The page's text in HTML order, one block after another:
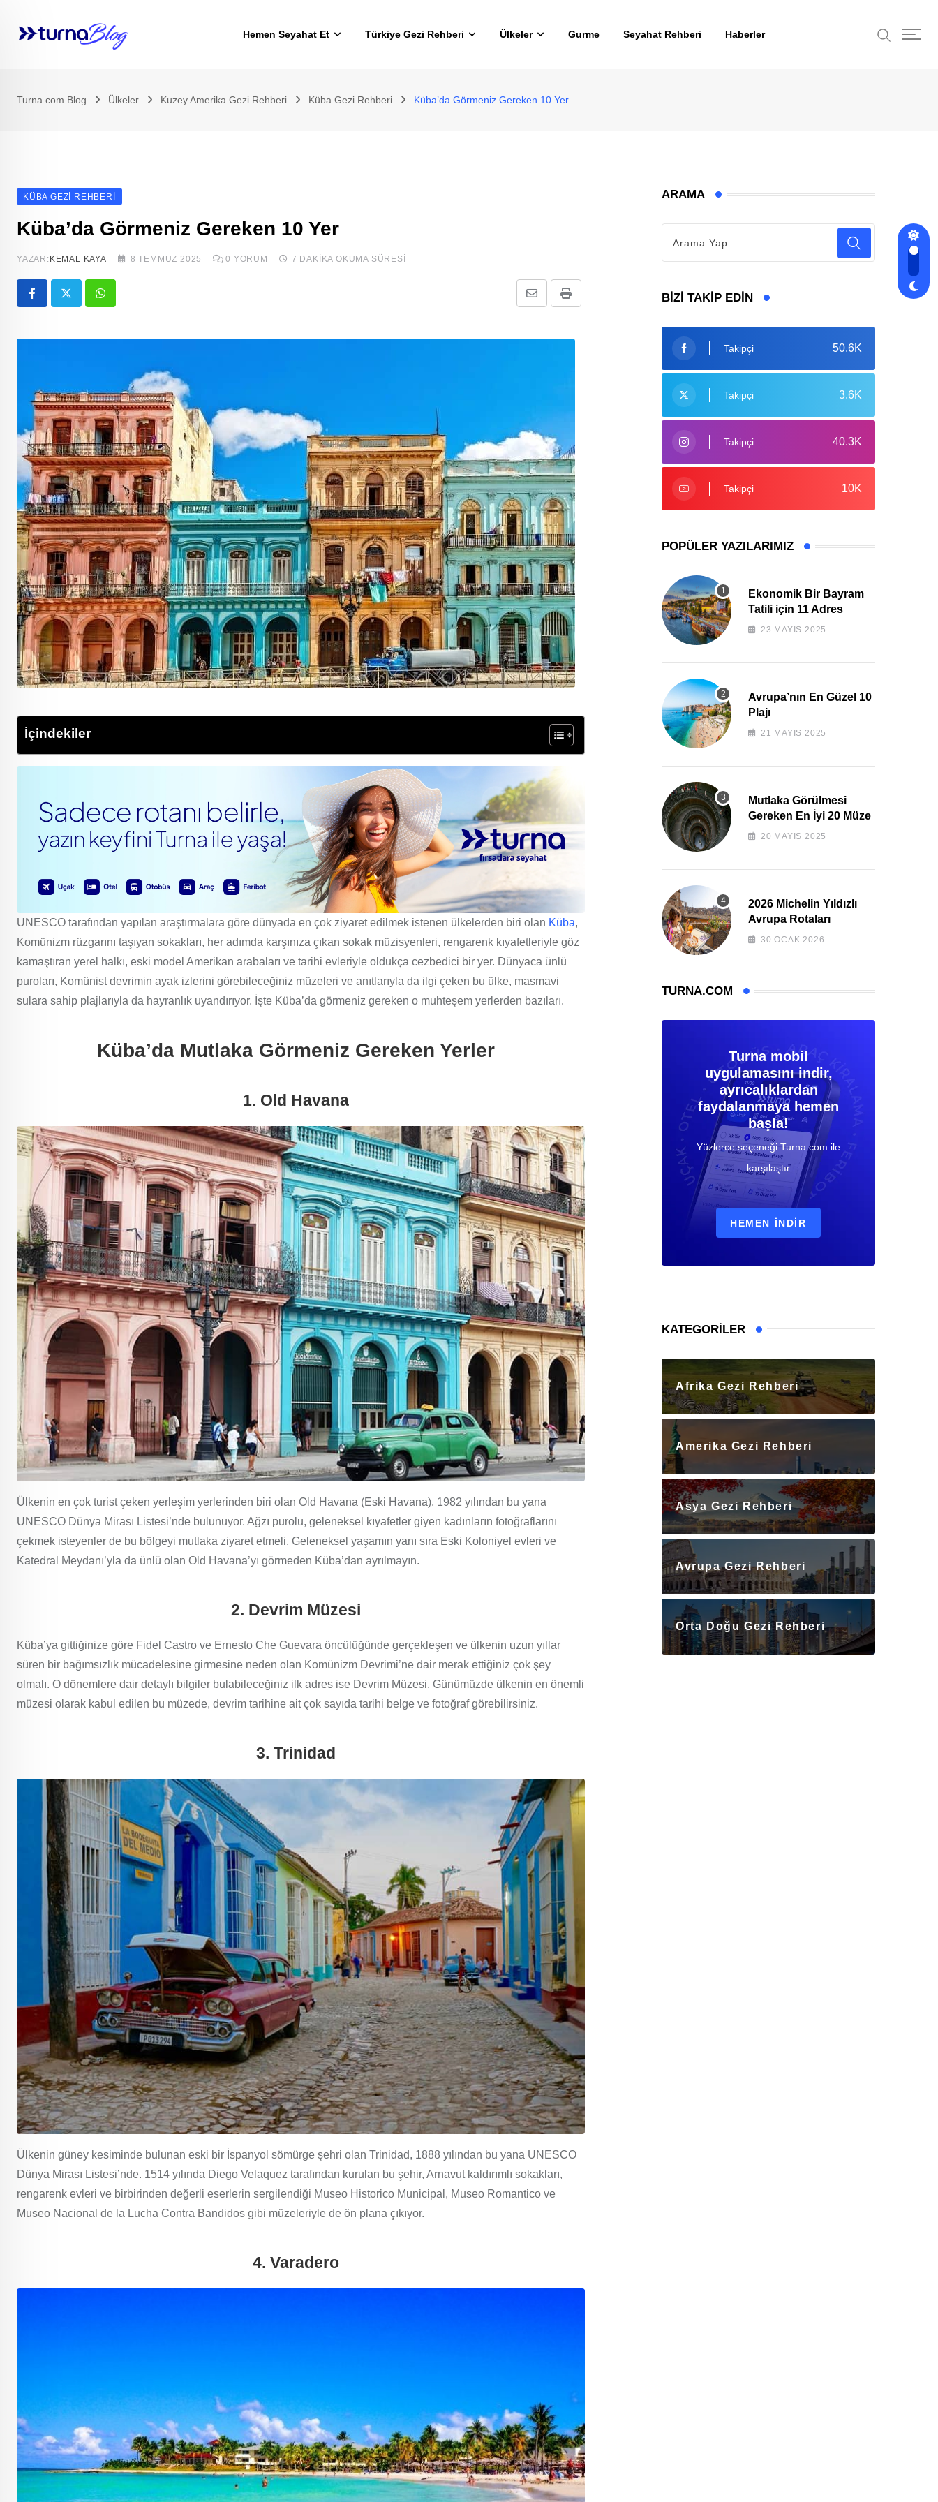
Hemen Seyahat Et Türkiye Gezi Rehberi Ülkeler Gurme Seyahat Rehberi Haberler
Turna.com Blog Ülkeler Kuzey Amerika Gezi Rehberi Küba Gezi Rehberi Küba’da Görmeniz Gereken 10 Yer
KÜBA GEZI REHBERI
Küba’da Görmeniz Gereken 10 Yer
YAZAR: KEMAL KAYA 8 TEMMUZ 2025 0 YORUM 7 DAKIKA OKUMA SÜRESI
Whatsapp Print
ile
İçindekiler
UNESCO tarafından yapılan araştırmalara göre dünyada en çok ziyaret edilmek istenen ülkelerden biri olan Küba,
Komünizm rüzgarını taşıyan sokakları, her adımda karşınıza çıkan sokak müzisyenleri, rengarenk kıyafetleriyle göz
kamaştıran yerel halkı, eski model Amerikan arabaları ve tarihi evleriyle oldukça cezbedici bir yer. Dünyaca ünlü
puroları, Komünist devrimin ayak izlerini görebileceğiniz müzeleri ve anıtlarıyla da ilgi çeken bu ülke, masmavi
sulara sahip plajlarıyla da hayranlık uyandırıyor. İşte Küba’da görmeniz gereken o muhteşem yerlerden bazıları.
Küba’da Mutlaka Görmeniz Gereken Yerler
1. Old Havana
Ülkenin en çok turist çeken yerleşim yerlerinden biri olan Old Havana (Eski Havana), 1982 yılından bu yana
UNESCO Dünya Mirası Listesi’nde bulunuyor. Ağzı purolu, geleneksel kıyafetler giyen kadınların fotoğraflarını
çekmek isteyenler de bu bölgeyi mutlaka ziyaret etmeli. Geleneksel yaşamın yanı sıra Eski Koloniyel evleri ve
Katedral Meydanı’yla da ünlü olan Old Havana’yı görmeden Küba’dan ayrılmayın.
2. Devrim Müzesi
Küba’ya gittiğinize göre Fidel Castro ve Ernesto Che Guevara öncülüğünde gerçekleşen ve ülkenin uzun yıllar
süren bir bağımsızlık mücadelesine girmesine neden olan Komünizm Devrimi’ne dair merak ettiğiniz çok şey
olmalı. O dönemlere dair detaylı bilgiler bulabileceğiniz ilk adres ise Devrim Müzesi. Günümüzde ülkenin en önemli
müzesi olarak kabul edilen bu müzede, devrim tarihine ait çok sayıda tarihi belge ve fotoğraf görebilirsiniz.
3. Trinidad
Ülkenin güney kesiminde bulunan eski bir İspanyol sömürge şehri olan Trinidad, 1888 yılından bu yana UNESCO
Dünya Mirası Listesi’nde. 1514 yılında Diego Velaquez tarafından kurulan bu şehir, Arnavut kaldırımlı sokakları,
rengarenk evleri ve birbirinden değerli eserlerin sergilendiği Museo Historico Municipal, Museo Romantico ve
Museo Nacional de la Lucha Contra Bandidos gibi müzeleriyle de ön plana çıkıyor.
4. Varadero
ARAMA
BIZI TAKIP EDIN
50.6K
Takipçi
3.6K
Takipçi
40.3K
Takipçi
10K
Takipçi
POPÜLER YAZILARIMIZ
Ekonomik Bir Bayram
Tatili için 11 Adres
23 MAYIS 2025
Avrupa’nın En Güzel 10
Plajı
21 MAYIS 2025
Mutlaka Görülmesi
Gereken En İyi 20 Müze
20 MAYIS 2025
2026 Michelin Yıldızlı
Avrupa Rotaları
30 OCAK 2026
TURNA.COM
Turna mobil
uygulamasını indir,
ayrıcalıklardan
faydalanmaya hemen
başla!
Yüzlerce seçeneği Turna.com ile
karşılaştır
HEMEN İNDIR
KATEGORILER
Afrika Gezi Rehberi
Amerika Gezi Rehberi
Asya Gezi Rehberi
Avrupa Gezi Rehberi
Orta Doğu Gezi Rehberi